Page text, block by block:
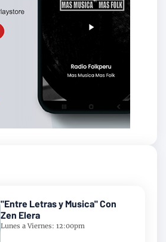
"Entre Letras y Musica" Con
Zen Elera
Lunes a Viernes: 12:00pm